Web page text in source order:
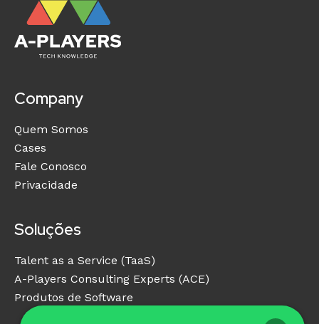
Company
Quem Somos
Cases
Fale Conosco
Privacidade
Soluções
Talent as a Service (TaaS)
A-Players Consulting Experts (ACE)
Produtos de Software